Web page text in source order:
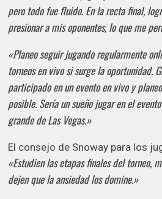
pero todo fue fluido. En la recta final,
presionar a mis oponentes, lo que me
«Planeo seguir jugando regularmente
torneos en vivo si surge la oportunidad.
participado en un evento en vivo y
posible. Sería un sueño jugar en el
grande de Las Vegas.»
El consejo de Snoway para los
«Estudien las etapas finales del torneo,
dejen que la ansiedad los domine.»